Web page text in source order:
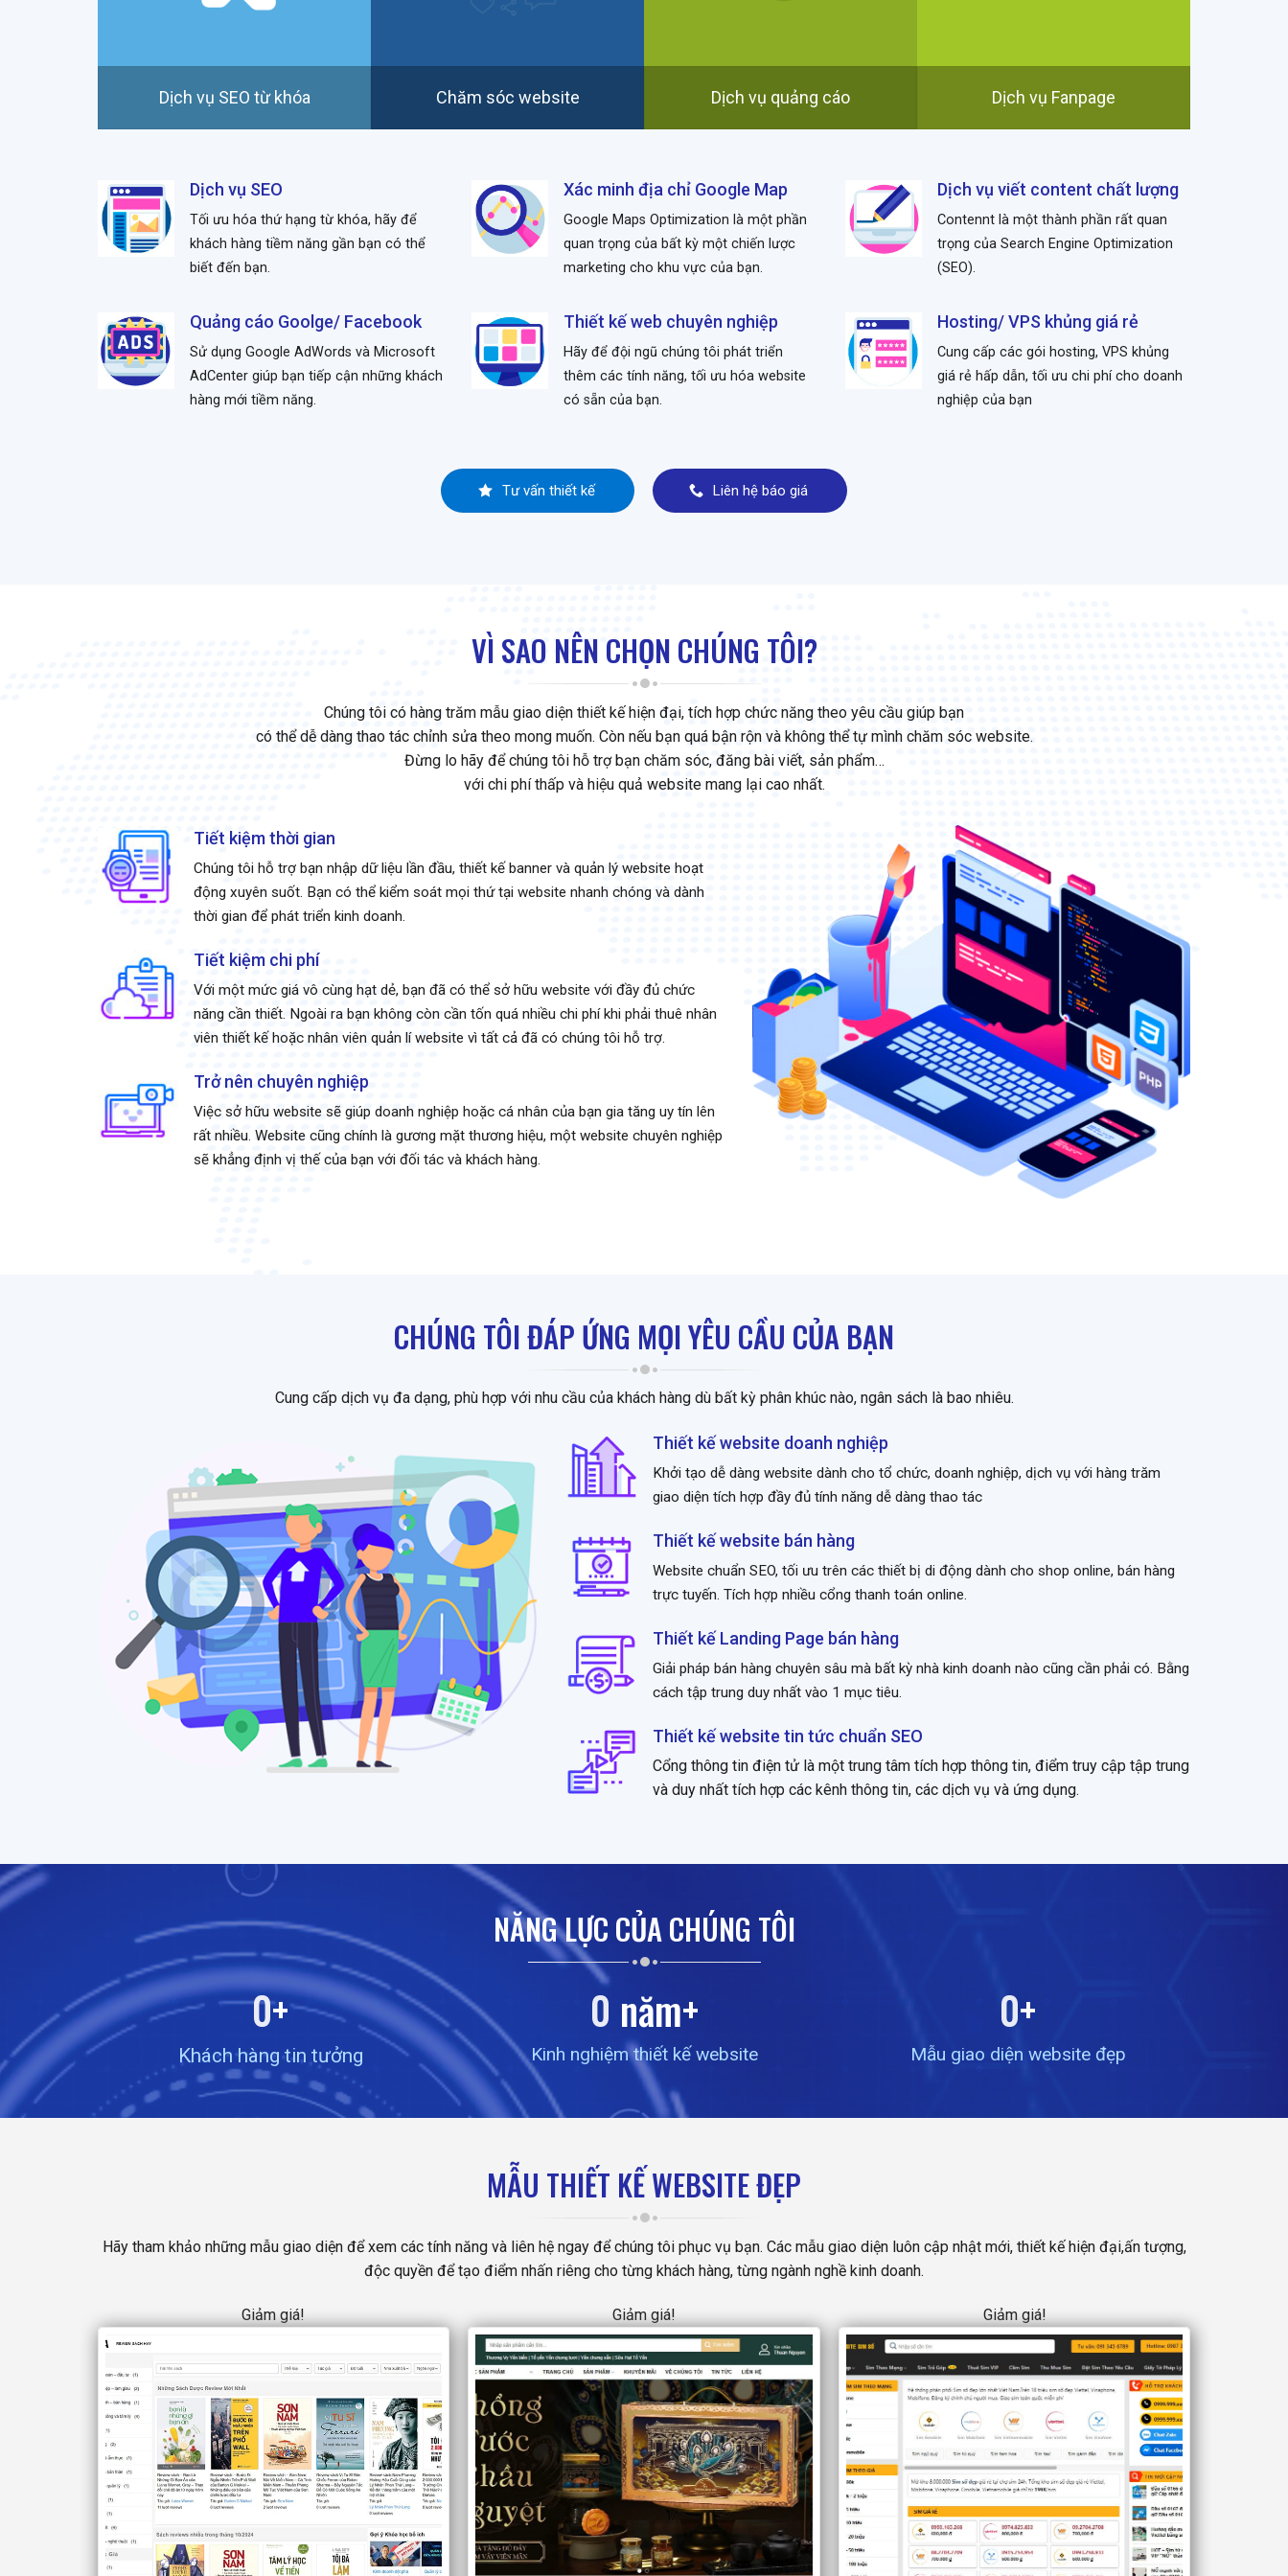
Dịch vụ SEO từ khóa Chăm sóc website Dịch vụ quảng cáo Dịch vụ Fanpage
Dịch vụ SEO
Tối ưu hóa thứ hạng từ khóa, hãy để
khách hàng tiềm năng gần bạn có thể
biết đến bạn.
Quảng cáo Goolge/ Facebook
Sử dụng Google AdWords và Microsoft
AdCenter giúp bạn tiếp cận những khách
hàng mới tiềm năng.
Xác minh địa chỉ Google Map
Google Maps Optimization là một phần
quan trọng của bất kỳ một chiến lược
marketing cho khu vực của bạn.
Thiết kế web chuyên nghiệp
Hãy để đội ngũ chúng tôi phát triển
thêm các tính năng, tối ưu hóa website
có sẵn của bạn.
Dịch vụ viết content chất lượng
Contennt là một thành phần rất quan
trọng của Search Engine Optimization
(SEO).
Hosting/ VPS khủng giá rẻ
Cung cấp các gói hosting, VPS khủng
giá rẻ hấp dẫn, tối ưu chi phí cho doanh
nghiệp của bạn
Tư vấn thiết kế Liên hệ báo giá
VÌ SAO NÊN CHỌN CHÚNG TÔI?
Chúng tôi có hàng trăm mẫu giao diện thiết kế hiện đại, tích hợp chức năng theo yêu cầu giúp bạn
có thể dễ dàng thao tác chỉnh sửa theo mong muốn. Còn nếu bạn quá bận rộn và không thể tự mình chăm sóc website.
Đừng lo hãy để chúng tôi hỗ trợ bạn chăm sóc, đăng bài viết, sản phẩm…
với chi phí thấp và hiệu quả website mang lại cao nhất.
Tiết kiệm thời gian
Chúng tôi hỗ trợ bạn nhập dữ liệu lần đầu, thiết kế banner và quản lý website hoạt
động xuyên suốt. Bạn có thể kiểm soát mọi thứ tại website nhanh chóng và dành
thời gian để phát triển kinh doanh.
Tiết kiệm chi phí
Với một mức giá vô cùng hạt dẻ, bạn đã có thể sở hữu website với đầy đủ chức
năng cần thiết. Ngoài ra bạn không còn cần tốn quá nhiều chi phí khi phải thuê nhân
viên thiết kế hoặc nhân viên quản lí website vì tất cả đã có chúng tôi hỗ trợ.
Trở nên chuyên nghiệp
Việc sở hữu website sẽ giúp doanh nghiệp hoặc cá nhân của bạn gia tăng uy tín lên
rất nhiều. Website cũng chính là gương mặt thương hiệu, một website chuyên nghiệp
sẽ khẳng định vị thế của bạn với đối tác và khách hàng.
CHÚNG TÔI ĐÁP ỨNG MỌI YÊU CẦU CỦA BẠN
Cung cấp dịch vụ đa dạng, phù hợp với nhu cầu của khách hàng dù bất kỳ phân khúc nào, ngân sách là bao nhiêu.
Thiết kế website doanh nghiệp
Khởi tạo dễ dàng website dành cho tổ chức, doanh nghiệp, dịch vụ với hàng trăm
giao diện tích hợp đầy đủ tính năng dễ dàng thao tác
Thiết kế website bán hàng
Website chuẩn SEO, tối ưu trên các thiết bị di động dành cho shop online, bán hàng
trực tuyến. Tích hợp nhiều cổng thanh toán online.
Thiết kế Landing Page bán hàng
Giải pháp bán hàng chuyên sâu mà bất kỳ nhà kinh doanh nào cũng cần phải có. Bằng
cách tập trung duy nhất vào 1 mục tiêu.
Thiết kế website tin tức chuẩn SEO
Cổng thông tin điện tử là một trung tâm tích hợp thông tin, điểm truy cập tập trung
và duy nhất tích hợp các kênh thông tin, các dịch vụ và ứng dụng.
NĂNG LỰC CỦA CHÚNG TÔI
0+
Khách hàng tin tưởng
0 năm+
Kinh nghiệm thiết kế website
0+
Mẫu giao diện website đẹp
MẪU THIẾT KẾ WEBSITE ĐẸP
Hãy tham khảo những mẫu giao diện để xem các tính năng và liên hệ ngay để chúng tôi phục vụ bạn. Các mẫu giao diện luôn cập nhật mới, thiết kế hiện đại,ấn tượng,
độc quyền để tạo điểm nhấn riêng cho từng khách hàng, từng ngành nghề kinh doanh.
Giảm giá! Giảm giá! Giảm giá!